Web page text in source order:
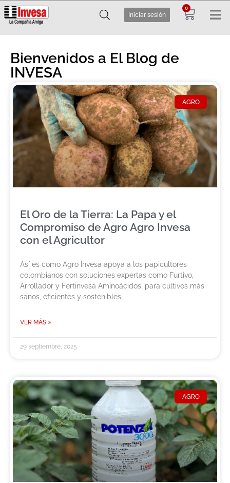
Iniciar sesión
0
Bienvenidos a El Blog de
INVESA
AGRO
El Oro de la Tierra: La Papa y el
Compromiso de Agro Agro Invesa
con el Agricultor
Así es como Agro Invesa apoya a los papicultores
colombianos con soluciones expertas como Furtivo,
Arrollador y Fertinvesa Aminoácidos, para cultivos más
sanos, eficientes y sostenibles.
VER MÁS »
29 septiembre, 2025
AGRO